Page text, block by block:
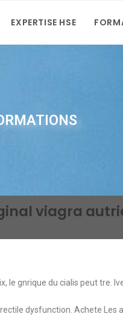
EXPERTISE HSE
viagra
gnrique du cialis peut tre.
dysfunction. Achete